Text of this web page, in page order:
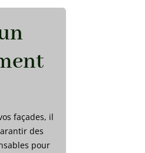
façades, il
des
pour